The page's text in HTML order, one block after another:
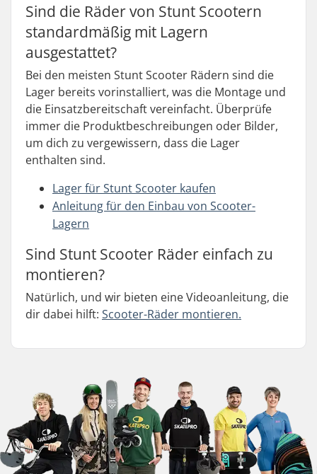
Sind die Räder von Stunt Scootern
standardmäßig mit Lagern
ausgestattet?
Bei den meisten Stunt Scooter Rädern sind die
Lager bereits vorinstalliert, was die Montage und
die Einsatzbereitschaft vereinfacht. Überprüfe
immer die Produktbeschreibungen oder Bilder,
um dich zu vergewissern, dass die Lager
enthalten sind.
Lager für Stunt Scooter kaufen
Anleitung für den Einbau von Scooter-
Lagern
Sind Stunt Scooter Räder einfach zu
montieren?
Natürlich, und wir bieten eine Videoanleitung, die
dir dabei hilft: Scooter-Räder montieren.